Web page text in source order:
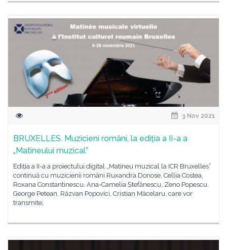
3 Nov 2021
BRUXELLES. Muzicieni români, la ediția a II-a a
„Matineului muzical”
Ediția a II-a a proiectului digital „Matineu muzical la ICR Bruxelles”
continuă cu muzicienii români Ruxandra Donose, Cellia Costea,
Roxana Constantinescu, Ana-Camelia Ștefănescu, Zeno Popescu,
George Petean, Răzvan Popovici, Cristian Măcelaru, care vor
transmite,